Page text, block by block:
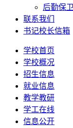
后勤保卫
联系我们
书记校长信箱
学校首页
学校概况
招生信息
就业信息
教学教研
学工在线
信息公开